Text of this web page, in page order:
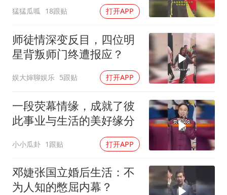
猛猛瓜呱 18跟贴 打开APP
师徒情深变反目，四位明
星背叛师门终遭报应？
娱大婶聊娱乐 5跟贴 打开APP
一段荧幕情缘，成就了彼
此事业与生活的美好缘分
小小瓜卦 1跟贴 打开APP
邓婕张国立婚后生活：不
为人知的憋屈内幕？